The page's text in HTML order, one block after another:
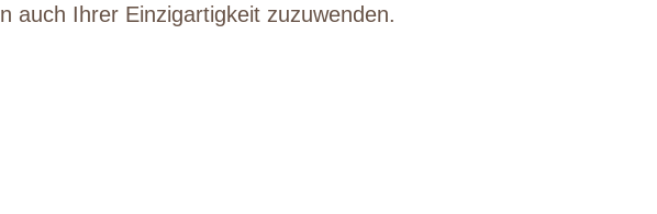
auch Ihrer Einzigartigkeit zuzuwenden.